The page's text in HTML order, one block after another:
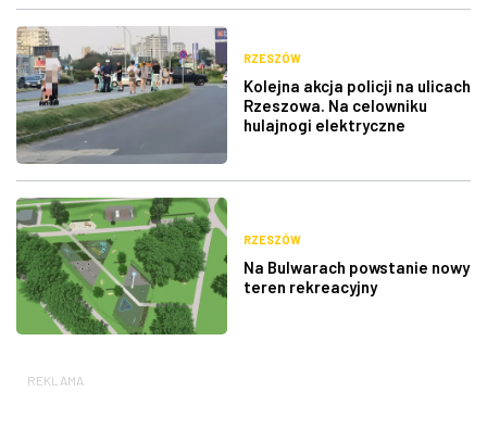
RZESZÓW
Kolejna akcja policji na ulicach
Rzeszowa. Na celowniku
hulajnogi elektryczne
RZESZÓW
Na Bulwarach powstanie nowy
teren rekreacyjny
REKLAMA